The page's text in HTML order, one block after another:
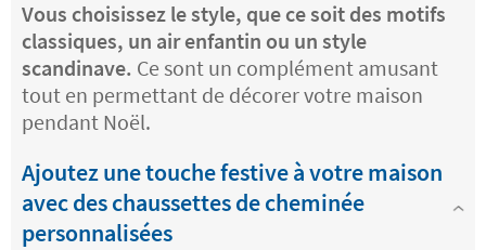
Vous choisissez le style, que ce soit des motifs
classiques, un air enfantin ou un style
scandinave. Ce sont un complément amusant
tout en permettant de décorer votre maison
pendant Noël.
Ajoutez une touche festive à votre maison
avec des chaussettes de cheminée
personnalisées